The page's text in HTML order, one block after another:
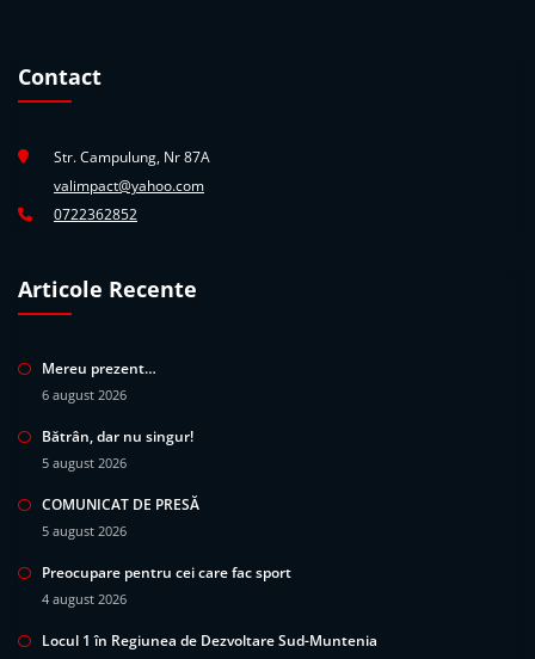
Contact
Str. Campulung, Nr 87A
valimpact@yahoo.com
0722362852
Articole Recente
Mereu prezent…
6 august 2026
Bătrân, dar nu singur!
5 august 2026
COMUNICAT DE PRESĂ
5 august 2026
Preocupare pentru cei care fac sport
4 august 2026
Locul 1 în Regiunea de Dezvoltare Sud-Muntenia